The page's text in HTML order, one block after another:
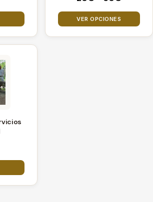
VER OPCIONES
se
pueden
elegir